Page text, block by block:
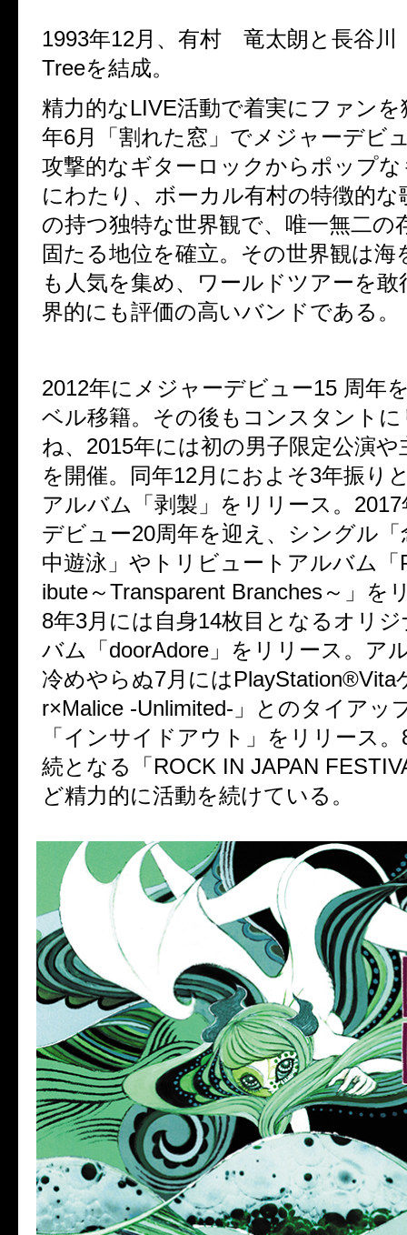
1993年12月、有村 竜太朗と長谷
Treeを結成。
精力的なLIVE活動で着実にファンを
年6月「割れた窓」でメジャーデビ
攻撃的なギターロックからポップ
にわたり、ボーカル有村の特徴的
の持つ独特な世界観で、唯一無二の
固たる地位を確立。その世界観は海
も人気を集め、ワールドツアーを
界的にも評価の高いバンドである。
2012年にメジャーデビュー15 周年
ベル移籍。その後もコンスタント
ね、 2015年には初の男子限定公演
を開催。同年12月におよそ3年振り
アルバム「剥製」をリリース。 2017
デビュー20周年を迎え、シングル「
中遊泳」やトリビュートアルバム「
ibute～Transparent Branches～」を
8年3月には自身14枚目となるオリ
バム「 doorAdore 」をリリース。ア
冷めやらぬ7月にはPlayStation®Vita
r×Malice -Unlimited- 」とのタイアッ
「インサイドアウト」をリリース。
続となる「 ROCK IN JAPAN
ど精力的に活動を続けている。